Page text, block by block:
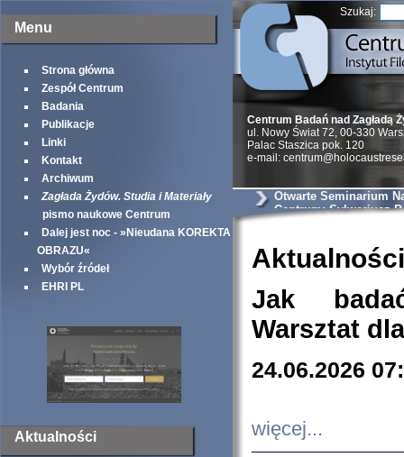
Menu
Strona główna
Zespół Centrum
Badania
Publikacje
Linki
Kontakt
Archiwum
Zagłada Żydów. Studia i Materiały
pismo naukowe Centrum
Dalej jest noc - »Nieudana KOREKTA
OBRAZU«
Wybór źródeł
EHRI PL
Aktualności
Szukaj:
Centrum Badań nad Zagładą
ul. Nowy Świat 72, 00-330
Palac Staszica pok. 120
e-mail:
Otwarte Seminarium
Centrum: Sylweriusz
doświadczenie
Aktualności
Jak
Warsztat
24.06.2026
więcej...